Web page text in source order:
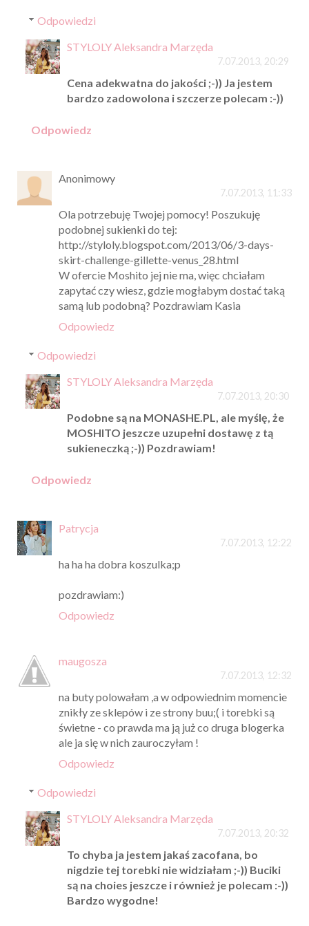
Odpowiedzi
STYLOLY Aleksandra Marzęda
7.07.2013, 20:29
Cena adekwatna do jakości ;-)) Ja jestem
bardzo zadowolona i szczerze polecam :-))
Odpowiedz
Anonimowy
7.07.2013, 11:33
Ola potrzebuję Twojej pomocy! Poszukuję
podobnej sukienki do tej:
http://styloly.blogspot.com/2013/06/3-days-
skirt-challenge-gillette-venus_28.html
W ofercie Moshito jej nie ma, więc chciałam
zapytać czy wiesz, gdzie mogłabym dostać taką
samą lub podobną? Pozdrawiam Kasia
Odpowiedz
Odpowiedzi
STYLOLY Aleksandra Marzęda
7.07.2013, 20:30
Podobne są na MONASHE.PL, ale myślę, że
MOSHITO jeszcze uzupełni dostawę z tą
sukieneczką ;-)) Pozdrawiam!
Odpowiedz
Patrycja
7.07.2013, 12:22
ha ha ha dobra koszulka;p
pozdrawiam:)
Odpowiedz
maugosza
7.07.2013, 12:32
na buty polowałam ,a w odpowiednim momencie
znikły ze sklepów i ze strony buu;( i torebki są
świetne - co prawda ma ją już co druga blogerka
ale ja się w nich zauroczyłam !
Odpowiedz
Odpowiedzi
STYLOLY Aleksandra Marzęda
7.07.2013, 20:32
To chyba ja jestem jakaś zacofana, bo
nigdzie tej torebki nie widziałam ;-)) Buciki
są na choies jeszcze i również je polecam :-))
Bardzo wygodne!